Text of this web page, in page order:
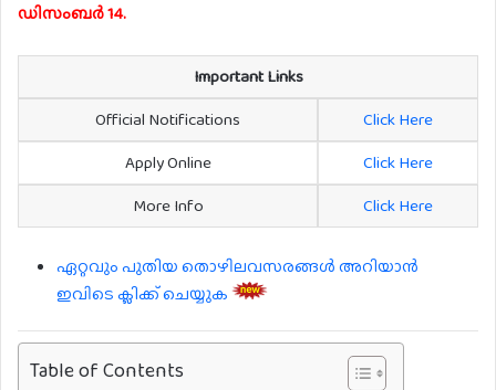
ഡിസംബർ 14.
Important Links
Official Notifications
Click Here
Apply Online
Click Here
More Info
Click Here
ഏറ്റവും പുതിയ തൊഴിലവസരങ്ങൾ അറിയാൻ
ഇവിടെ ക്ലിക്ക് ചെയ്യുക
Table of Contents